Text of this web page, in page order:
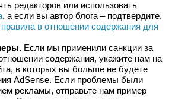
, а если вы автор блога – подтвердите,
правила в отношении содержания для
Если мы применили санкции за
содержания, укажите нам на
в которых вы больше не будете
AdSense. Если проблемы были
рекламы, отправьте нам пример